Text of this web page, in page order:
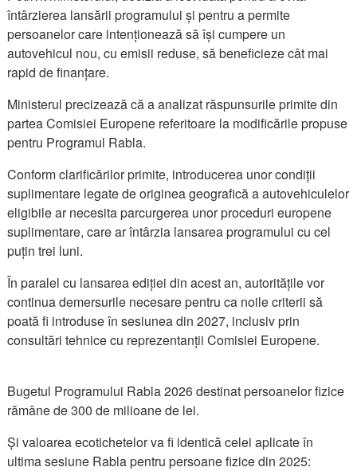
întârzierea lansării programului și pentru a permite
persoanelor care intenționează să își cumpere un
autovehicul nou, cu emisii reduse, să beneficieze cât mai
rapid de finanțare.
Ministerul precizează că a analizat răspunsurile primite din
partea Comisiei Europene referitoare la modificările propuse
pentru Programul Rabla.
Conform clarificărilor primite, introducerea unor condiții
suplimentare legate de originea geografică a autovehiculelor
eligibile ar necesita parcurgerea unor proceduri europene
suplimentare, care ar întârzia lansarea programului cu cel
puțin trei luni.
În paralel cu lansarea ediției din acest an, autoritățile vor
continua demersurile necesare pentru ca noile criterii să
poată fi introduse în sesiunea din 2027, inclusiv prin
consultări tehnice cu reprezentanții Comisiei Europene.
Bugetul Programului Rabla 2026 destinat persoanelor fizice
rămâne de 300 de milioane de lei.
Și valoarea ecotichetelor va fi identică celei aplicate în
ultima sesiune Rabla pentru persoane fizice din 2025: